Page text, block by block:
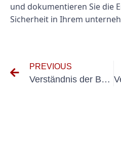
und dokumentieren Sie die
Sicherheit in Ihrem
PREVIOUS
Verständnis der BGV A3 -Prüfung für IT -Geräte: Was Sie wissen müssen